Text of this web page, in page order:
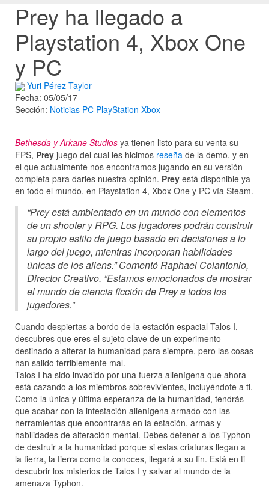
Prey ha llegado a
Playstation 4, Xbox One
y PC
Yuri Pérez Taylor
Fecha: 05/05/17
Sección: Noticias PC PlayStation Xbox
Bethesda y Arkane Studios ya tienen listo para su venta su
FPS, Prey juego del cual les hicimos reseña de la demo, y en
el que actualmente nos encontramos jugando en su versión
completa para darles nuestra opinión. Prey está disponible ya
en todo el mundo, en Playstation 4, Xbox One y PC vía Steam.
“Prey está ambientado en un mundo con elementos
de un shooter y RPG. Los jugadores podrán construir
su propio estilo de juego basado en decisiones a lo
largo del juego, mientras incorporan habilidades
únicas de los aliens.” Comentó Raphael Colantonio,
Director Creativo. “Estamos emocionados de mostrar
el mundo de ciencia ficción de Prey a todos los
jugadores.”
Cuando despiertas a bordo de la estación espacial Talos I,
descubres que eres el sujeto clave de un experimento
destinado a alterar la humanidad para siempre, pero las cosas
han salido terriblemente mal.
Talos I ha sido invadido por una fuerza alienígena que ahora
está cazando a los miembros sobrevivientes, incluyéndote a ti.
Como la única y última esperanza de la humanidad, tendrás
que acabar con la infestación alienígena armado con las
herramientas que encontrarás en la estación, armas y
habilidades de alteración mental. Debes detener a los Typhon
de destruir a la humanidad porque si estas criaturas llegan a
la tierra, la tierra como la conoces, llegará a su fin. Está en ti
descubrir los misterios de Talos I y salvar al mundo de la
amenaza Typhon.